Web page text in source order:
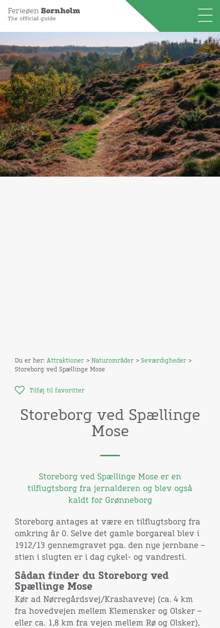
Du er her: Attraktioner > Naturområder > Seværdigheder >
Storeborg ved Spællinge Mose
Tilføj til favoritter
Storeborg ved Spællinge
Mose
Storeborg ved Spællinge Mose er en
tilflugtsborg fra jernalderen og blev også
kaldt for Grønneborg
Storeborg antages at være en tilflugtsborg fra
omkring år 0. Selve det gamle borgareal blev i
1912/13 gennemgravet pga. den nye jernbane –
stien i slugten er i dag cykel- og vandresti.
Sådan finder du Storeborg ved
Spællinge Mose
Kør ad Nørregårdsvej/Krashavevej (ca. 4 km
fra hovedvejen mellem Klemensker og Olsker –
eller ca. 1,8 km fra vejen mellem Rø og Olsker),